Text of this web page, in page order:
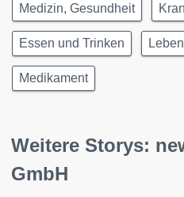
Medizin, Gesundheit
Essen und Trinken
Medikament
Weitere Storys:
GmbH